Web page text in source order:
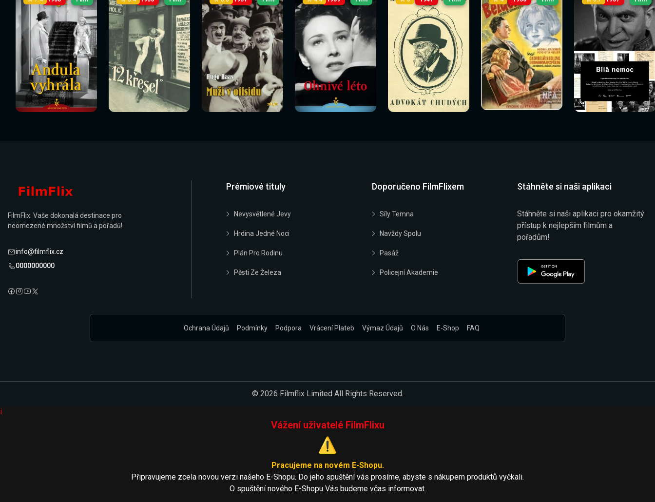
Sledovat
nyní
Sledovat nyní
Sledovat
nyní
Sledovat nyní
Sledovat
Sledovat nyní
Sledovat
nyní
Sledovat nyní
Sledovat
nyní
Sledovat nyní
Sledovat
nyní
Sledovat nyní
Sledovat
nyní
Sledovat nyní
FilmFlix: Vaše dokonalá destinace pro
neomezené množství filmů a pořadů!
info@filmflix.cz
0000000000
Prémiové tituly
Nevysvětlené Jevy
Hrdina Jedné Noci
Plán Pro Rodinu
Pěsti Ze Železa
Doporučeno FilmFlixem
Síly Temna
Navždy Spolu
Pasáž
Policejní Akademie
Stáhněte si naši aplikaci
Stáhněte si naši aplikaci pro okamžitý
přístup k nejlepším filmům a
pořadům!
Ochrana Údajů Podmínky Podpora Vrácení Plateb Výmaz Údajů O Nás E-Shop FAQ
© 2026 Filmflix Limited All Rights Reserved.
i
Vážení uživatelé FilmFlixu
⚠️
Pracujeme na novém E-Shopu.
Připravujeme zcela novou verzi našeho E-Shopu. Do jeho spuštění vás prosíme, abyste s nákupem produktů vyčkali.
O spuštění nového E-Shopu Vás budeme včas informovat.